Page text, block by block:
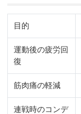
目的
運動後の疲労回
復
筋肉痛の軽減
連戦時のコンデ